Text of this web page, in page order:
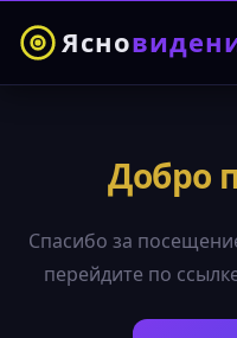
Ясно
Добро
Спасибо за
перейдите по